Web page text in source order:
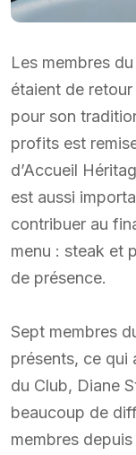
Les membres
étaient de
pour son
profits est
d’Accueil
est aussi
contribuer au
menu : steak et
de présence.
Sept membres
présents, ce qui
du Club, Diane
beaucoup de
membres